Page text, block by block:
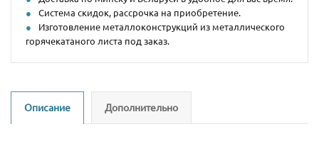
Система скидок, рассрочка на приобретение.
Изготовление металлоконструкций из металлического
горячекатаного листа под заказ.
Описание Дополнительно